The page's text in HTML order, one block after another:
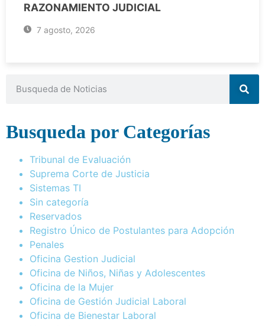
RAZONAMIENTO JUDICIAL
7 agosto, 2026
Busqueda por Categorías
Tribunal de Evaluación
Suprema Corte de Justicia
Sistemas TI
Sin categoría
Reservados
Registro Único de Postulantes para Adopción
Penales
Oficina Gestion Judicial
Oficina de Niños, Niñas y Adolescentes
Oficina de la Mujer
Oficina de Gestión Judicial Laboral
Oficina de Bienestar Laboral